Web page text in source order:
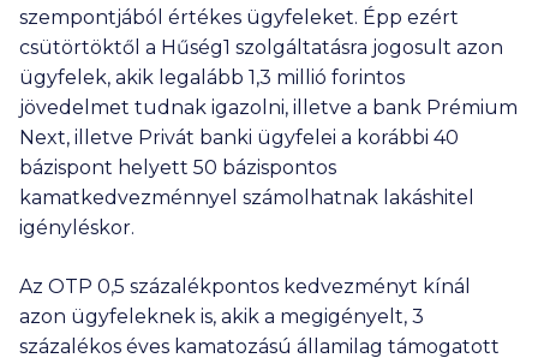
szempontjából értékes ügyfeleket. Épp ezért
csütörtöktől a Hűség1 szolgáltatásra jogosult azon
ügyfelek, akik legalább 1,3 millió forintos
jövedelmet tudnak igazolni, illetve a bank Prémium
Next, illetve Privát banki ügyfelei a korábbi 40
bázispont helyett 50 bázispontos
kamatkedvezménnyel számolhatnak lakáshitel
igényléskor.
Az OTP 0,5 százalékpontos kedvezményt kínál
azon ügyfeleknek is, akik a megigényelt, 3
százalékos éves kamatozású államilag támogatott